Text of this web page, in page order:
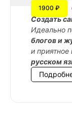
1900 ₽
Cоздать
Идеально
блогов и
и приятное
русском